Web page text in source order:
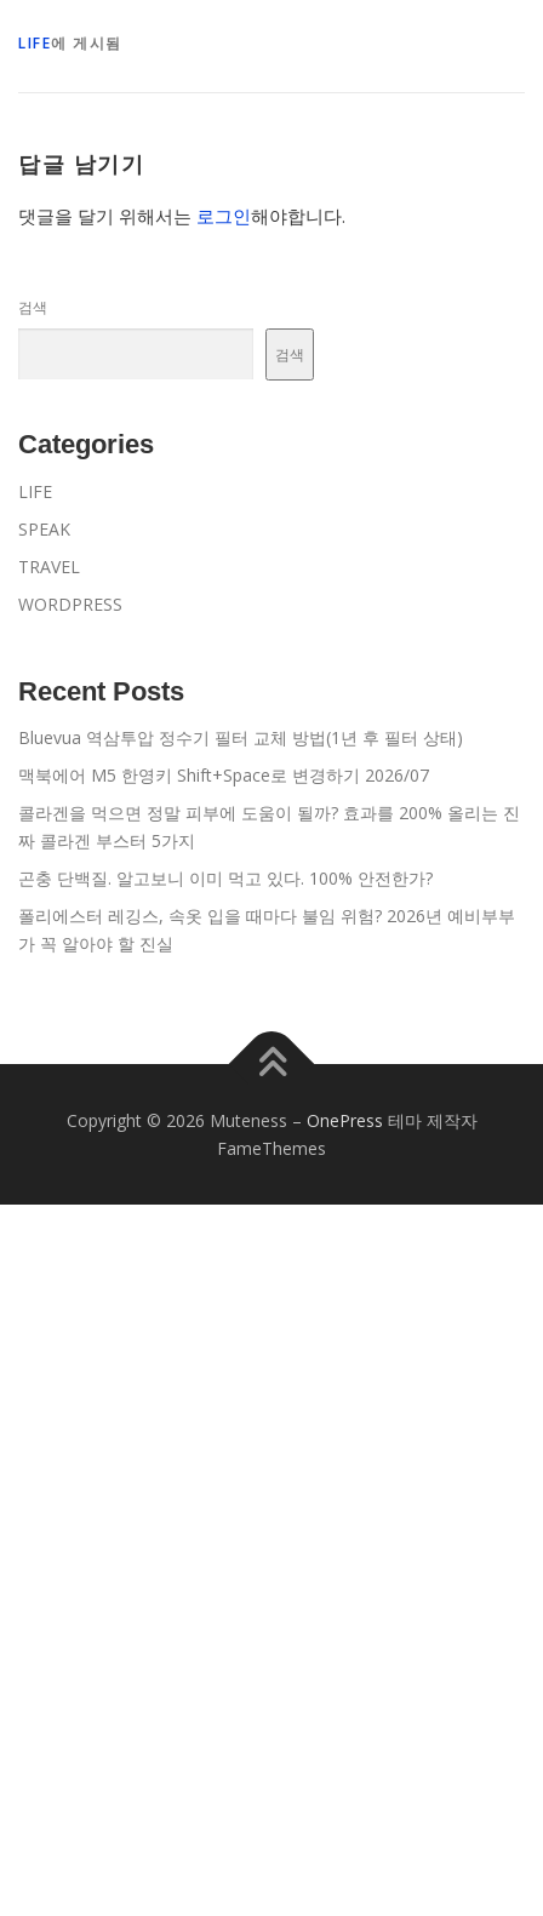
LIFE에 게시됨
답글 남기기
댓글을 달기 위해서는 로그인해야합니다.
검색
검색
Categories
LIFE
SPEAK
TRAVEL
WORDPRESS
Recent Posts
Bluevua 역삼투압 정수기 필터 교체 방법(1년 후 필터 상태)
맥북에어 M5 한영키 Shift+Space로 변경하기 2026/07
콜라겐을 먹으면 정말 피부에 도움이 될까? 효과를 200% 올리는 진
짜 콜라겐 부스터 5가지
곤충 단백질. 알고보니 이미 먹고 있다. 100% 안전한가?
폴리에스터 레깅스, 속옷 입을 때마다 불임 위험? 2026년 예비부부
가 꼭 알아야 할 진실
Copyright © 2026 Muteness – OnePress 테마 제작자
FameThemes